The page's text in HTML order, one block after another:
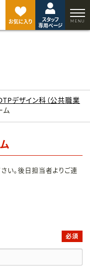
お気に入り
スタッフ
専用ページ
デザイン科（公共職業
ム
い。後日担当者よりご連
必須